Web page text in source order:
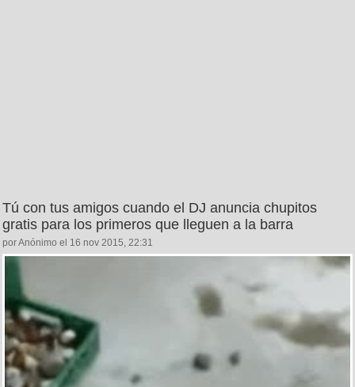
Tú con tus amigos cuando el DJ anuncia chupitos
gratis para los primeros que lleguen a la barra
por Anónimo el 16 nov 2015, 22:31